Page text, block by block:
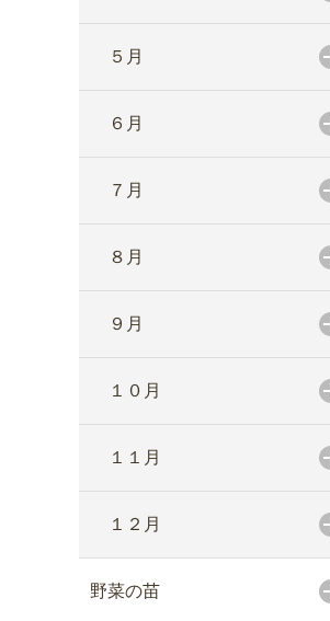
５月
６月
７月
８月
９月
１０月
１１月
１２月
野菜の苗